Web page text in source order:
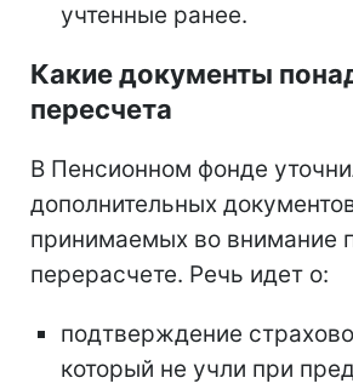
учтенные ранее.
Какие документы
пересчета
В Пенсионном фонде
дополнительных
принимаемых во внимание
перерасчете. Речь идет о:
подтверждение
который не учли при